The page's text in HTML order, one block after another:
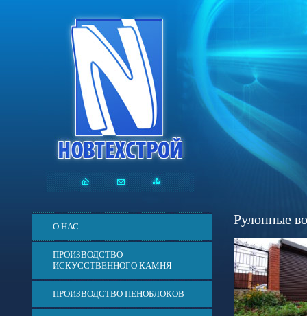
О НАС
ПРОИЗВОДСТВО
ИСКУССТВЕННОГО КАМНЯ
ПРОИЗВОДСТВО ПЕНОБЛОКОВ
Рулонные